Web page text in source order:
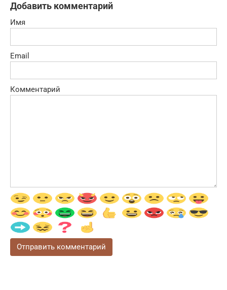
Добавить комментарий
Имя
Email
Комментарий